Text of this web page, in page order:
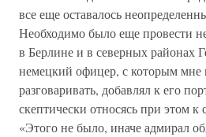
все еще оставалось
Необходимо было еще провести
в Берлине и в северных районах
немецкий офицер, с которым мне
разговаривать, добавлял к его
скептически относясь при этом к
«Этого не было, иначе адмирал